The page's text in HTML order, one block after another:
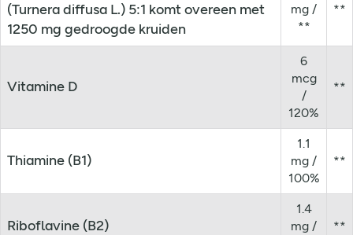
(Turnera diffusa L.) 5:1 komt overeen met
1250 mg gedroogde kruiden
mg /
**
**
Vitamine D
6
mcg
/
120%
**
Thiamine (B1)
1.1
mg /
100%
**
Riboflavine (B2)
1.4
mg /
**